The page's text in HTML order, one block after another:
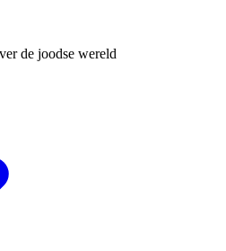
de joodse wereld